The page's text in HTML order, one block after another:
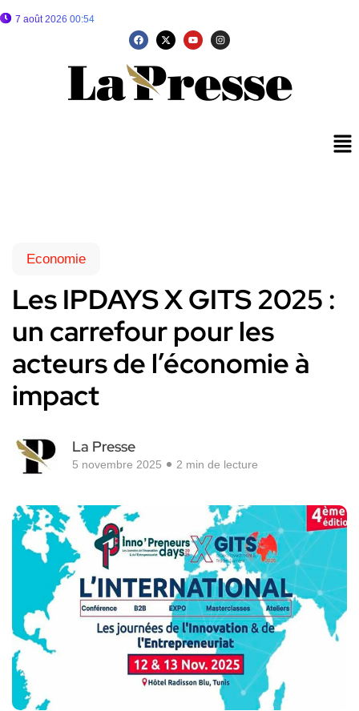
7 août 2026 00:54
Economie
Les IPDAYS X GITS 2025 :
un carrefour pour les
acteurs de l’économie à
impact
La Presse
5 novembre 2025 2 min de lecture